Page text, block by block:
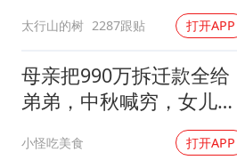
太行山的树 2287跟贴 打开APP
母亲把990万拆迁款全给
弟弟，中秋喊穷，女儿笑
怼：你的钱又没给我
小怪吃美食 打开APP